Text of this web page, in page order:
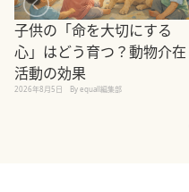
子供の「命を大切にする
心」はどう育つ？動物介在
活動の効果
2026年8月5日 By equall編集部